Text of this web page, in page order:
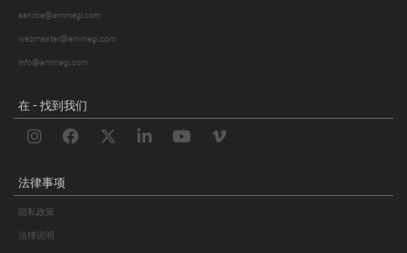
service@emmegi.com
webmaster@emmegi.com
info@emmegi.com
在 - 找到我们
法律事项
隐私政策
法律说明